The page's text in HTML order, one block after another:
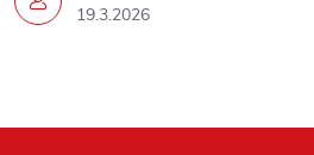
19.3.2026